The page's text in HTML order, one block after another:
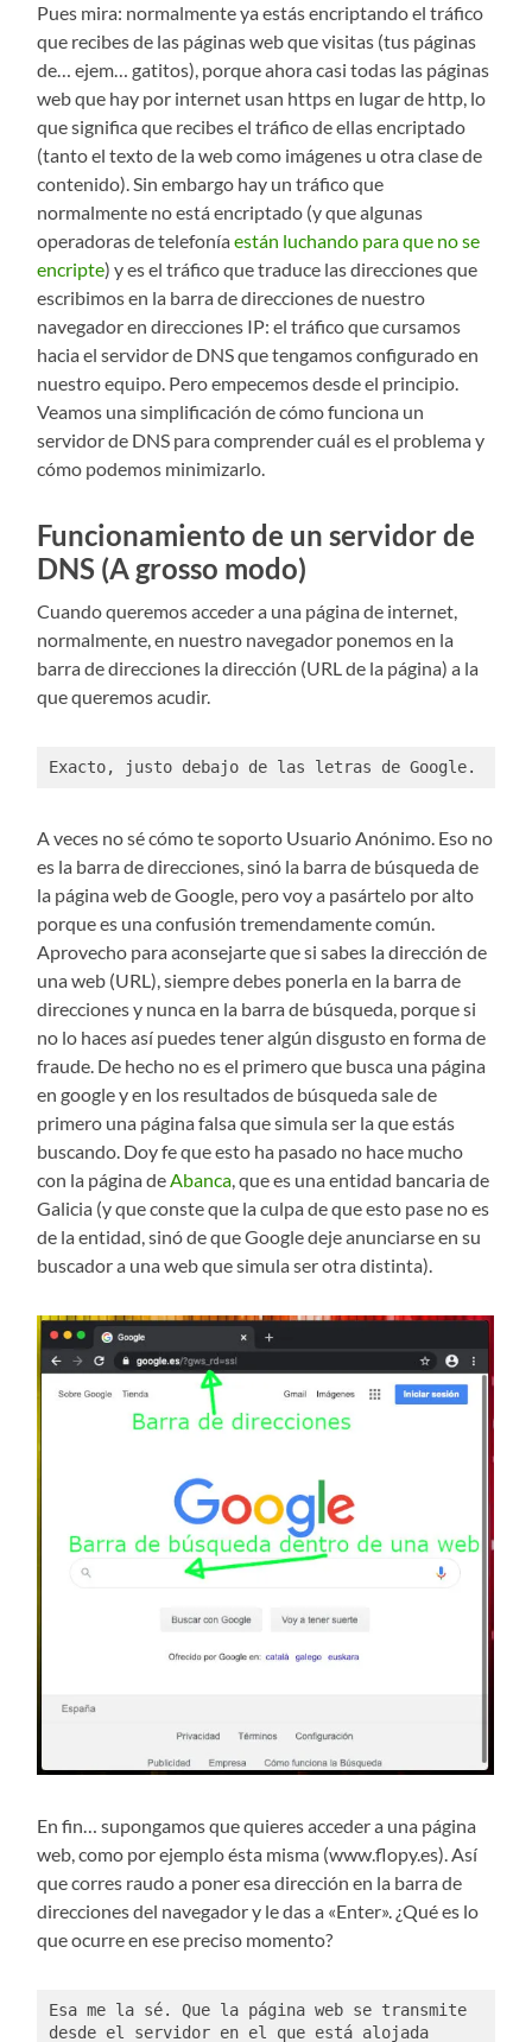
Pues mira: normalmente ya estás encriptando el tráfico
que recibes de las páginas web que visitas (tus páginas
de… ejem… gatitos), porque ahora casi todas las páginas
web que hay por internet usan https en lugar de http, lo
que significa que recibes el tráfico de ellas encriptado
(tanto el texto de la web como imágenes u otra clase de
contenido). Sin embargo hay un tráfico que
normalmente no está encriptado (y que algunas
operadoras de telefoníaestán luchando para que no se
encripte) y es el tráfico que traduce las direcciones que
escribimos en la barra de direcciones de nuestro
navegador en direcciones IP: el tráfico que cursamos
hacia el servidor de DNS que tengamos configurado en
nuestro equipo. Pero empecemos desde el principio.
Veamos una simplificación de cómo funciona un
servidor de DNS para comprender cuál es el problema y
cómo podemos minimizarlo.
Funcionamiento de un servidor de
DNS (A grosso modo)
Cuando queremos acceder a una página de internet,
normalmente, en nuestro navegador ponemos en la
barra de direcciones la dirección (URL de la página) a la
que queremos acudir.
Exacto, justo debajo de las letras de Google.
A veces no sé cómo te soporto Usuario Anónimo. Eso no
es la barra de direcciones, sinó la barra de búsqueda de
la página web de Google, pero voy a pasártelo por alto
porque es una confusión tremendamente común.
Aprovecho para aconsejarte que si sabes la dirección de
una web (URL), siempre debes ponerla en la barra de
direcciones y nunca en la barra de búsqueda, porque si
no lo haces así puedes tener algún disgusto en forma de
fraude. De hecho no es el primero que busca una página
en google y en los resultados de búsqueda sale de
primero una página falsa que simula ser la que estás
buscando. Doy fe que esto ha pasado no hace mucho
con la página deAbanca, que es una entidad bancaria de
Galicia (y que conste que la culpa de que esto pase no es
de la entidad, sinó de que Google deje anunciarse en su
buscador a una web que simula ser otra distinta).
En fin… supongamos que quieres acceder a una página
web, como por ejemplo ésta misma (www.flopy.es). Así
que corres raudo a poner esa dirección en la barra de
direcciones del navegador y le das a «Enter». ¿Qué es lo
que ocurre en ese preciso momento?
Esa me la sé. Que la página web se transmite
desde el servidor en el que está alojada